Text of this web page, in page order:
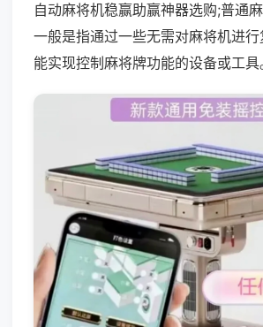
自动麻将机稳赢助赢神器选购;普通
一般是指通过一些无需对麻将机进
能实现控制麻将牌功能的设备或工具